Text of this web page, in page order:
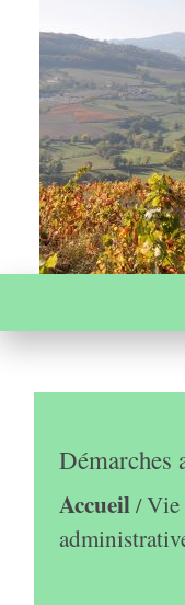
Démarches
Accueil/Vie